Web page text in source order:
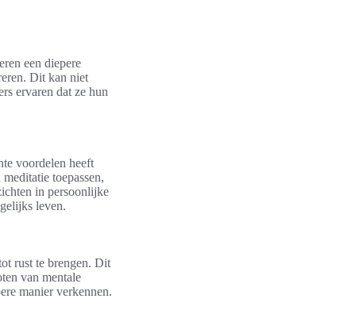
een diepere
Dit kan niet
ervaren dat ze hun
voordelen heeft
toepassen,
in persoonlijke
leven.
rust te brengen. Dit
van mentale
manier verkennen.